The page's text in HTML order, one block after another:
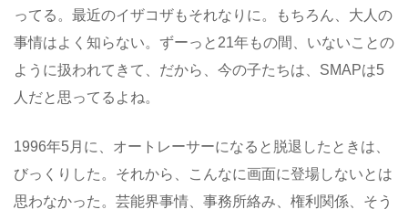
ってる。最近のイザコザもそれなりに。もちろん、大人の
事情はよく知らない。ずーっと21年もの間、いないことの
ように扱われてきて、だから、今の子たちは、SMAPは5
人だと思ってるよね。
1996年5月に、オートレーサーになると脱退したときは、
びっくりした。それから、こんなに画面に登場しないとは
思わなかった。芸能界事情、事務所絡み、権利関係、そう